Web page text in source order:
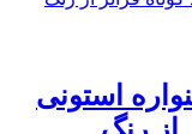
استونی